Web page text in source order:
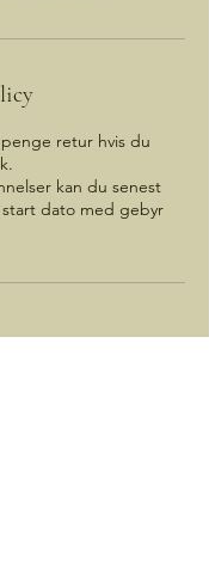
retur hvis du
kan du senest
dato med gebyr